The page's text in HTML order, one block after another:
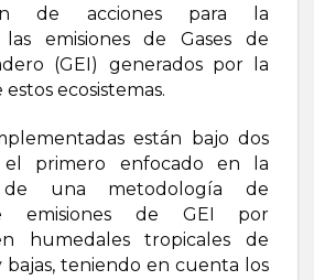
de acciones para la
emisiones de Gases de
(GEI) generados por la
ecosistemas.
están bajo dos
el primero enfocado en la
de una metodología de
emisiones de GEI por
humedales tropicales de
bajas, teniendo en cuenta los